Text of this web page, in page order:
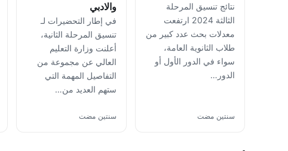
نتائج تنسيق المرحلة
الثالثة 2024 ارتفعت
معدلات بحث عدد كبير من
طلاب الثانوية العامة،
سواء في الدور الأول أو
الدور…
سنتين مضت
والادبي
في إطار التحضيرات لـ
تنسيق المرحلة الثانية،
أعلنت وزارة التعليم
العالي عن مجموعة من
التفاصيل المهمة التي
ستهم العديد من…
سنتين مضت